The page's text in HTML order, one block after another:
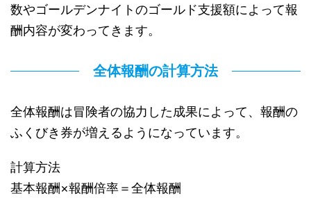
数やゴールデンナイトのゴールド支援額によって報
酬内容が変わってきます。
全体報酬の計算方法
全体報酬は冒険者の協力した成果によって、報酬の
ふくびき券が増えるようになっています。
計算方法
基本報酬×報酬倍率＝全体報酬